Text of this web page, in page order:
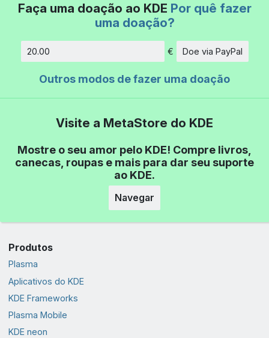
Faça uma doação ao KDE Por quê fazer
uma doação?
Quantidade
€ Doe via PayPal
Outros modos de fazer uma doação
Visite a MetaStore do KDE
Mostre o seu amor pelo KDE! Compre livros,
canecas, roupas e mais para dar seu suporte
ao KDE.
Navegar
Produtos
Plasma
Aplicativos do KDE
KDE Frameworks
Plasma Mobile
KDE neon